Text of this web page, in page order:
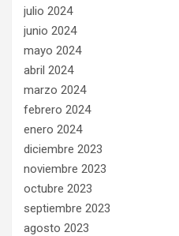
julio 2024
junio 2024
mayo 2024
abril 2024
marzo 2024
febrero 2024
enero 2024
diciembre 2023
noviembre 2023
octubre 2023
septiembre 2023
agosto 2023